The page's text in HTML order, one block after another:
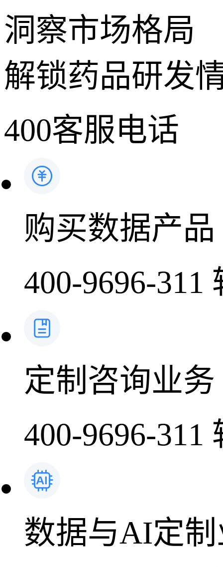
洞察市场格局
解锁药品研发
400客服电话
购买数据产品
400-9696-311
定制咨询业务
400-9696-311
数据与AI定